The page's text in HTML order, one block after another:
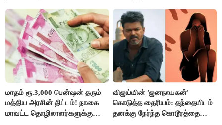
மாதம் ரூ.3,000 பென்ஷன் தரும்
மத்திய அரசின் திட்டம்! நாகை
மாவட்ட தொழிலாளர்களுக்கு
விஜய்யின் 'ஜனநாயகன்'
கொடுத்த தைரியம்: தந்தையிடம்
தனக்கு நேர்ந்த கொடூரத்தை